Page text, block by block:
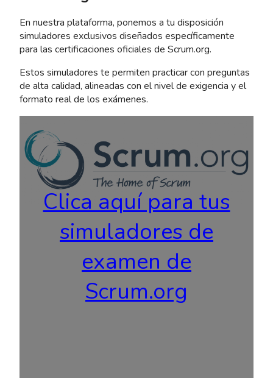
En nuestra plataforma, ponemos a tu disposición
simuladores exclusivos diseñados específicamente
para las certificaciones oficiales de Scrum.org.
Estos simuladores te permiten practicar con preguntas
de alta calidad, alineadas con el nivel de exigencia y el
formato real de los exámenes.
Clica aquí para tus
simuladores de
examen de
Scrum.org